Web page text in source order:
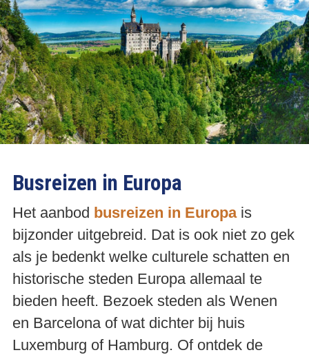
Busreizen in Europa
Het aanbod busreizen in Europais
bijzonder uitgebreid. Dat is ook niet zo gek
als je bedenkt welke culturele schatten en
historische steden Europa allemaal te
bieden heeft. Bezoek steden als Wenen
en Barcelona of wat dichter bij huis
Luxemburg of Hamburg. Of ontdek de